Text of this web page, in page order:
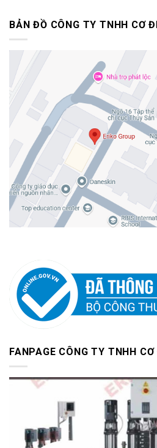
BẢN ĐỒ CÔNG TY TNHH CƠ
FANPAGE CÔNG TY TNHH